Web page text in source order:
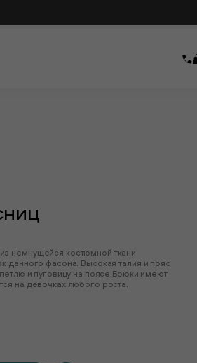
немнущейся костюмной ткани
данного фасона. Высокая талия и пояс
и пуговицу на поясе.Брюки имеют
на девочках любого роста.